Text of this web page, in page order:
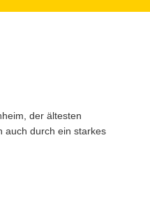
der ältesten
auch durch ein starkes